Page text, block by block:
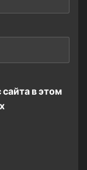
в этом